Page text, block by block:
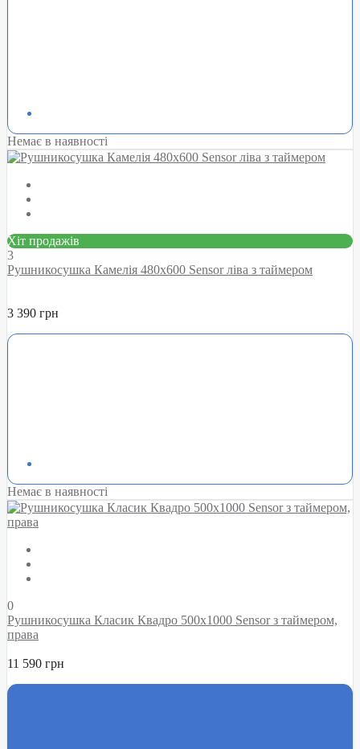
Немає в наявності
Хіт продажів
3
Рушникосушка Камелія 480х600 Sensor ліва з таймером
3 390 грн
Немає в наявності
0
Рушникосушка Класик Квадро 500х1000 Sensor з таймером,
права
11 590 грн